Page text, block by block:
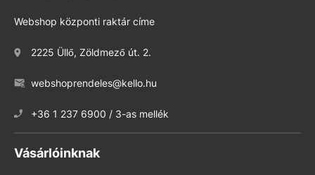
Webshop központi raktár címe
2225 Üllő, Zöldmező út. 2.
webshoprendeles@kello.hu
+36 1 237 6900 / 3-as mellék
Vásárlóinknak